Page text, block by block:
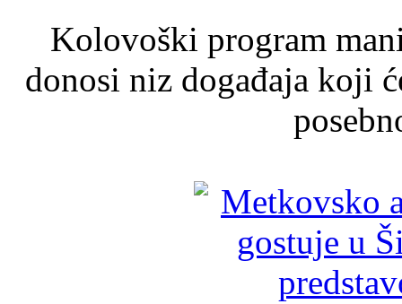
Kolovoški program
donosi niz događaja koji